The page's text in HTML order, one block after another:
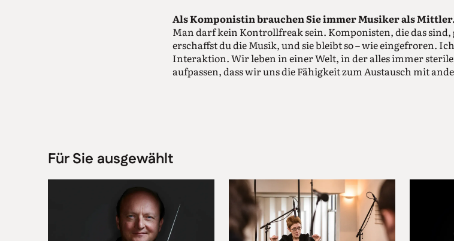
Als Komponistin brauchen Sie immer Musiker als Mittler.
Man darf kein Kontrollfreak sein. Komponisten, die das
erschaffst du die Musik, und sie bleibt so – wie eingefroren.
Interaktion. Wir leben in einer Welt, in der alles immer
aufpassen, dass wir uns die Fähigkeit zum Austausch mit
vorgespielt und einen Platz bekommen. Im Zentrum standen
Dirigieren war eine Nebensache.
Aber es ist sicherlich gut, so jung damit anzufangen.
Absolut! Vor allem fürs Selbstvertrauen, als junges Mädchen
jährigen Gleichaltrigen zu stehen.
Für Sie ausgewählt